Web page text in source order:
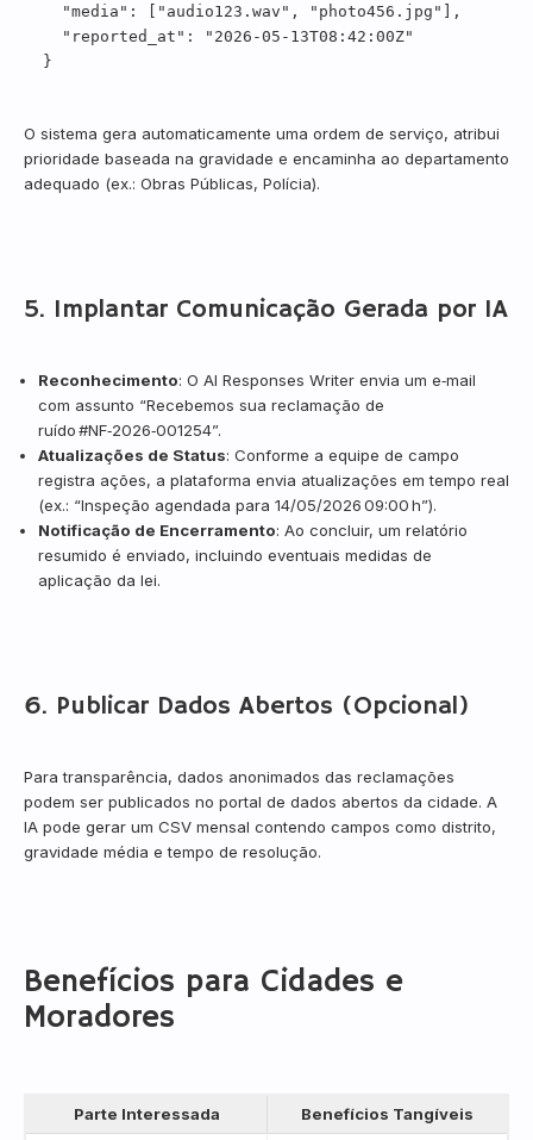
"media" : "audio123.wav" , "photo456.jpg"
],
"reported_at" :
"2026-05-13T08:42:00Z"
}
O sistema gera automaticamente uma ordem de serviço, atribui
prioridade baseada na gravidade e encaminha ao departamento
adequado (ex.: Obras Públicas, Polícia).
5. Implantar Comunicação Gerada por IA
Reconhecimento: O AI Responses Writer envia um e‑mail
com assunto “Recebemos sua reclamação de
ruído #NF‑2026‑001254”.
Atualizações de Status: Conforme a equipe de campo
registra ações, a plataforma envia atualizações em tempo real
(ex.: “Inspeção agendada para 14/05/2026 09:00 h”).
Notificação de Encerramento: Ao concluir, um relatório
resumido é enviado, incluindo eventuais medidas de
aplicação da lei.
6. Publicar Dados Abertos (Opcional)
Para transparência, dados anonimados das reclamações
podem ser publicados no portal de dados abertos da cidade. A
IA pode gerar um CSV mensal contendo campos como distrito,
gravidade média e tempo de resolução.
Benefícios para Cidades e
Moradores
Parte Interessada Benefícios Tangíveis